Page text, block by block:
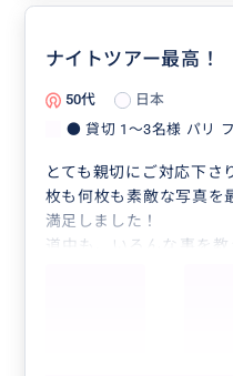
ナイトツアー最高！
50代
日本
● 貸切 1〜3名様 パリ
とても親切にご対応下さ
枚も何枚も素敵な写真を
満足しました！
道中も、いろんな事を